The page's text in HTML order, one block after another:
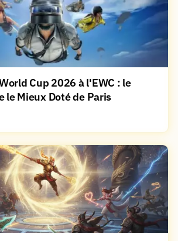
Cup 2026 à l'EWC : le
le Mieux Doté de Paris